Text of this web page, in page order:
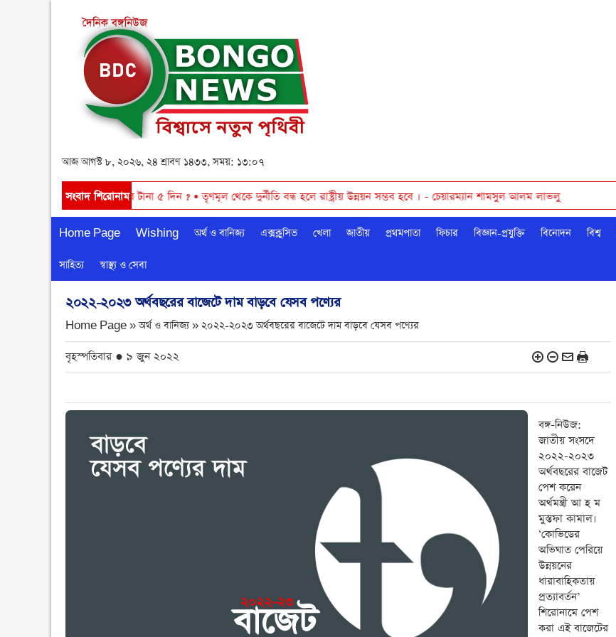
আজ আগস্ট ৮, ২০২৬, ২৪ শ্রাবণ ১৪৩৩, সময়: ১৩:০৭
সংবাদ শিরোনাম
আবারও বৃষ্টি ঝরবে টানা ৫ দিন ?•তৃণমূল থেকে দুর্নীতি বন্ধ হলে রাষ্ট্রীয় উন্নয়ন সম্ভব হবে । - চেয়ারম্যান শামসুল আলম লাভলু
Home Page Wishing অর্থ ও বানিজ্য এক্সক্লুসিভ খেলা জাতীয় প্রথমপাতা ফিচার বিজ্ঞান-প্রযুক্তি বিনোদন বিশ্ব
সাহিত্য স্বাস্থ্য ও সেবা
২০২২-২০২৩ অর্থবছরের বাজেটে দাম বাড়বে যেসব পণ্যের
Home Page » অর্থ ও বানিজ্য » ২০২২-২০২৩ অর্থবছরের বাজেটে দাম বাড়বে যেসব পণ্যের
বৃহস্পতিবার ● ৯ জুন ২০২২
বঙ্গ-নিউজ:
জাতীয় সংসদে
২০২২-২০২৩
অর্থবছরের বাজেট
পেশ করেন
অর্থমন্ত্রী আ হ ম
মুস্তফা কামাল।
‘কোভিডের
অভিঘাত পেরিয়ে
উন্নয়নের
ধারাবাহিকতায়
প্রত্যাবর্তন’
শিরোনামে পেশ
করা এই বাজেটের